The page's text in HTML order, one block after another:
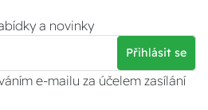
a novinky
Přihlásit se
e-mailu za účelem zasílání